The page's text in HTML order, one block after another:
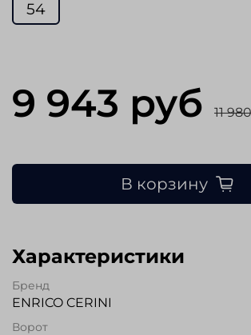
54
9 943 руб 11
В корзину
Характеристики
Бренд
ENRICO CERINI
Ворот